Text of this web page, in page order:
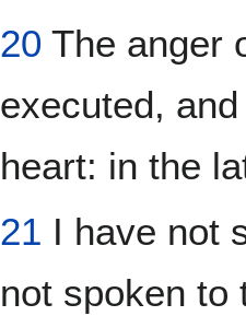
20 The anger
executed,
heart: in the
21 I have not
not spoken to